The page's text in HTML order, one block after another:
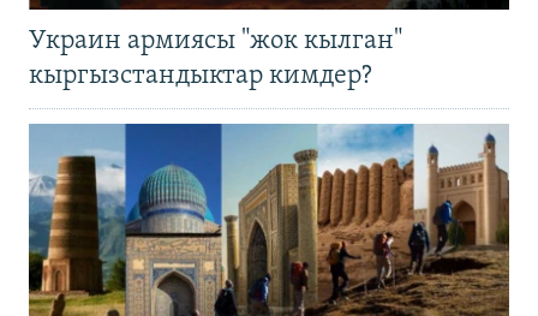
Украин армиясы "жок кылган"
кыргызстандыктар кимдер?